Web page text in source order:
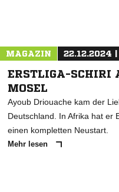
MAGAZIN 22.12.2024
ERSTLIGA-SCHIRI
MOSEL
Ayoub Driouache kam der
Deutschland. In Afrika hat er
einen kompletten Neustart.
Mehr lesen